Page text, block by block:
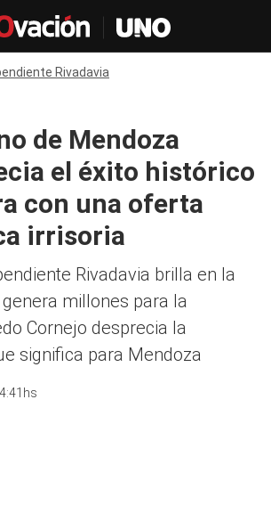
Rivadavia
de Mendoza
el éxito histórico
con una oferta
irrisoria
Rivadavia brilla en la
millones para la
Cornejo desprecia la
significa para Mendoza